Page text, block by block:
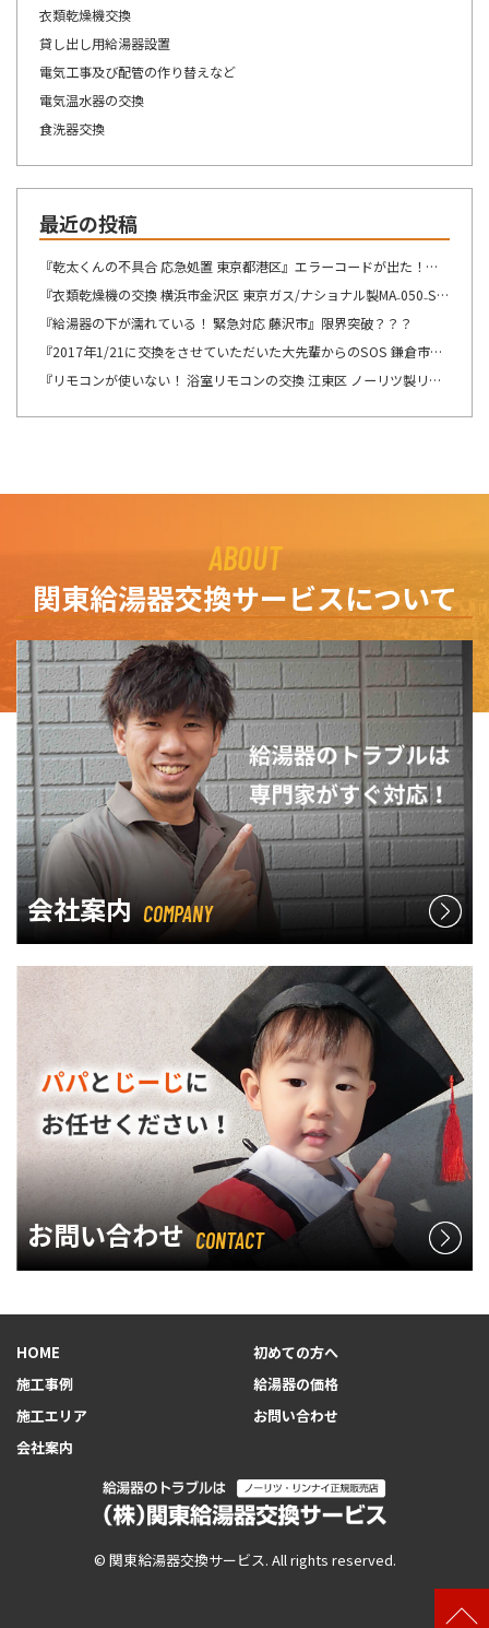
衣類乾燥機交換
貸し出し用給湯器設置
電気工事及び配管の作り替えなど
電気温水器の交換
食洗器交換
最近の投稿
『乾太くんの不具合 応急処置 東京都港区』エラーコードが出た！！！
『衣類乾燥機の交換 横浜市金沢区 東京ガス/ナショナル製MA₋050₋ST→リンナイ製RDT-54S-SV へ交換』想像が出来ないですね・・・
『給湯器の下が濡れている！ 緊急対応 藤沢市』限界突破？？？
『2017年1/21に交換をさせていただいた大先輩からのSOS 鎌倉市』この週末は、少しゆっくり出来そうです！！！
『リモコンが使いない！ 浴室リモコンの交換 江東区 ノーリツ製リモコン RC-8201Sの交換』自然の驚異を感じますね。
ABOUT
関東給湯器交換サービスについて
会社案内 COMPANY
お問い合わせ CONTACT
HOME
初めての方へ
施工事例
給湯器の価格
施工エリア
お問い合わせ
会社案内
© 関東給湯器交換サービス. All rights reserved.